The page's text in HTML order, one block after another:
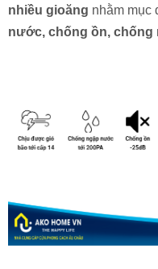
nhiều gioăng nhằm mục
nước, chống ồn, chống